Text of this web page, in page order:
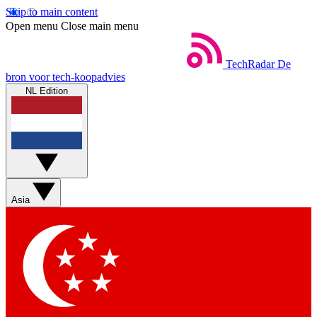
Skip to main content
Open menu Close main menu
TechRadar De
bron voor tech-koopadvies
NL Edition
Asia